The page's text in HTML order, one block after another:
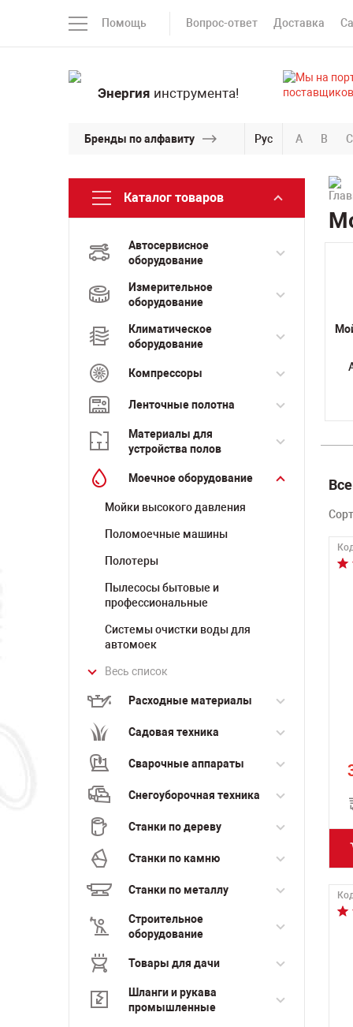
Помощь Вопрос-ответ Доставка
Энергия инструмента!
Бренды по алфавиту Рус A B C
Каталог товаров
Автосервисное
оборудование
Измерительное
оборудование
Климатическое
оборудование
Компрессоры
Ленточные полотна
Материалы для
устройства полов
Моечное оборудование
Мойки высокого давления
Поломоечные машины
Полотеры
Пылесосы бытовые и
профессиональные
Системы очистки воды для
автомоек
Весь список
Расходные материалы
Садовая техника
Сварочные аппараты
Снегоуборочная техника
Станки по дереву
Станки по камню
Станки по металлу
Строительное
оборудование
Товары для дачи
Шланги и рукава
промышленные